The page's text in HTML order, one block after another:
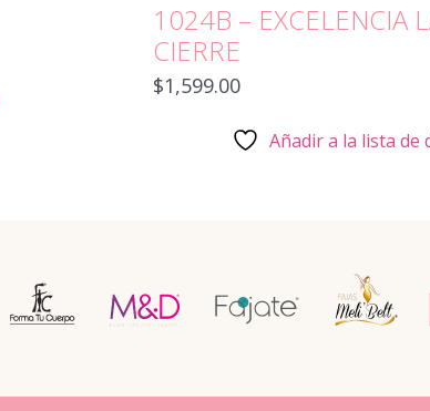
1024B – EXCELENCIA
CIERRE
$1,599.00
Añadir a la lista de